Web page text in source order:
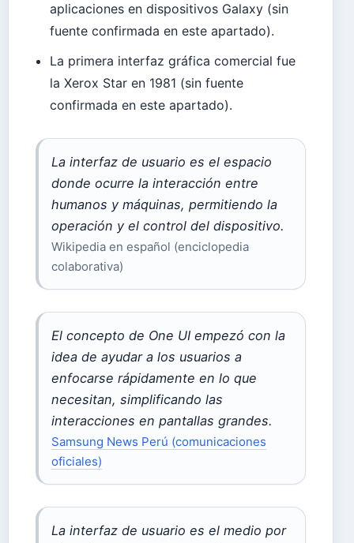
aplicaciones en dispositivos Galaxy (sin
fuente confirmada en este apartado).
La primera interfaz gráfica comercial fue
la Xerox Star en 1981 (sin fuente
confirmada en este apartado).
La interfaz de usuario es el espacio
donde ocurre la interacción entre
humanos y máquinas, permitiendo la
operación y el control del dispositivo.
Wikipedia en español (enciclopedia
colaborativa)
El concepto de One UI empezó con la
idea de ayudar a los usuarios a
enfocarse rápidamente en lo que
necesitan, simplificando las
interacciones en pantallas grandes.
Samsung News Perú (comunicaciones
oficiales)
La interfaz de usuario es el medio por